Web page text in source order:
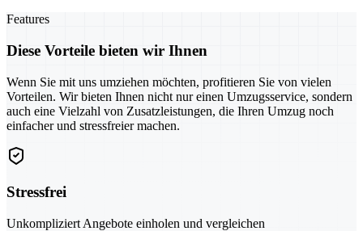
Features
Diese Vorteile bieten wir Ihnen
Wenn Sie mit uns umziehen möchten, profitieren Sie von vielen
Vorteilen. Wir bieten Ihnen nicht nur einen Umzugsservice, sondern
auch eine Vielzahl von Zusatzleistungen, die Ihren Umzug noch
einfacher und stressfreier machen.
Stressfrei
Unkompliziert Angebote einholen und vergleichen